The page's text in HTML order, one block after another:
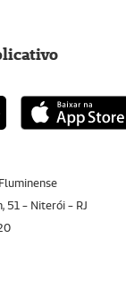
51 - Niterói - RJ